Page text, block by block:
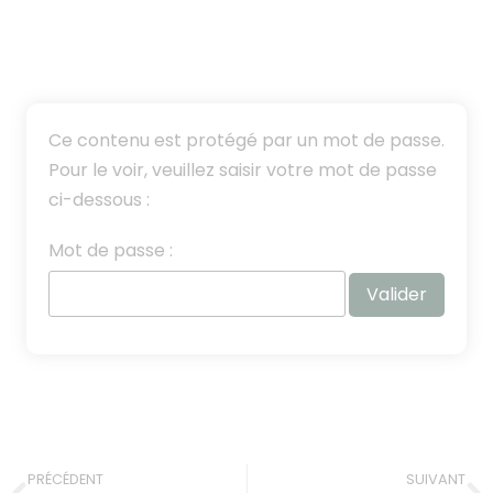
Ce contenu est protégé par un mot de passe.
Pour le voir, veuillez saisir votre mot de passe
ci-dessous :
Mot de passe :
PRÉCÉDENT SUIVANT